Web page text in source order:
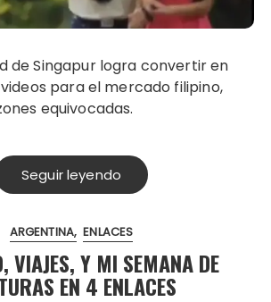
para el mercado filipino,
equivocadas.
Seguir leyendo
ARGENTINA ENLACES
VIAJES, Y MI SEMANA DE
EN 4 ENLACES